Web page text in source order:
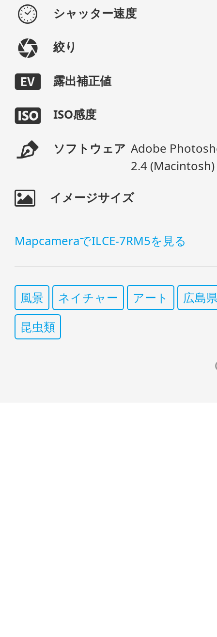
シャッター速度
絞り
露出補正値
ISO感度
ソフトウェア Adobe
2.4 (Macintosh)
イメージサイズ
MapcameraでILCE-7RM5を見る
風景 ネイチャー アート
広島
昆虫類